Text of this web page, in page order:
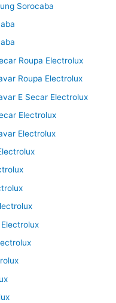
Sorocaba
Roupa Electrolux
Roupa Electrolux
E Secar Electrolux
Electrolux
Electrolux